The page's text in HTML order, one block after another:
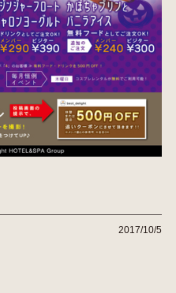
2017/10/5